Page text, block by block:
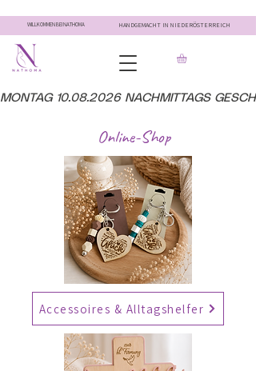
WILLKOMMEN BEI NATHOMA HANDGEMACHT IN NIEDERÖSTERREICH
MONTAG 10.08.2026 NACHMITTAGS
Online-Shop
Accessoires & Alltagshelfer